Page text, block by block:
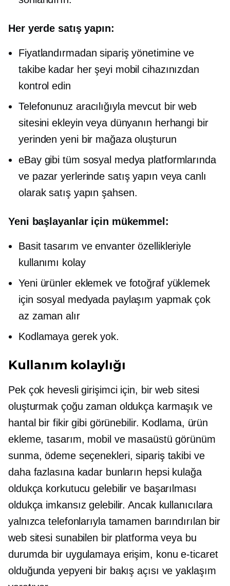
Her yerde satış yapın:
Fiyatlandırmadan sipariş yönetimine ve
takibe kadar her şeyi mobil cihazınızdan
kontrol edin
Telefonunuz aracılığıyla mevcut bir web
sitesini ekleyin veya dünyanın herhangi bir
yerinden yeni bir mağaza oluşturun
eBay gibi tüm sosyal medya platformlarında
ve pazar yerlerinde satış yapın veya canlı
olarak satış yapınşahsen.
Yeni başlayanlar için mükemmel:
Basit tasarım ve envanter özellikleriyle
kullanımı kolay
Yeni ürünler eklemek ve fotoğraf yüklemek
için sosyal medyada paylaşım yapmak çok
az zaman alır
Kodlamaya gerek yok.
Kullanım kolaylığı
Pek çok hevesli girişimci için, bir web sitesi
oluşturmak çoğu zaman oldukça karmaşık ve
hantal bir fikir gibi görünebilir. Kodlama, ürün
ekleme, tasarım, mobil ve masaüstü görünüm
sunma, ödeme seçenekleri, sipariş takibi ve
daha fazlasına kadar bunların hepsi kulağa
oldukça korkutucu gelebilir ve başarılması
oldukça imkansız gelebilir. Ancak kullanıcılara
yalnızca telefonlarıyla tamamen barındırılan bir
web sitesi sunabilen bir platforma veya bu
durumda bir uygulamaya erişim, konu e-ticaret
olduğunda yepyeni bir bakış açısı ve yaklaşım